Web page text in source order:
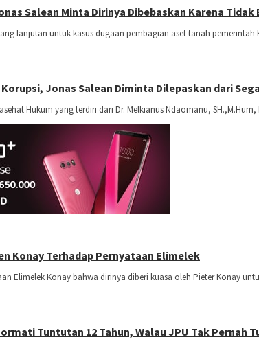
Salean Minta Dirinya Dibebaskan Karena Tidak
lanjutan untuk kasus dugaan pembagian aset tanah pemerintah
Jonas Salean Diminta Dilepaskan dari
Hukum yang terdiri dari Dr. Melkianus Ndaomanu, SH.,M.Hum,
Konay Terhadap Pernyataan Elimelek
Elimelek Konay bahwa dirinya diberi kuasa oleh Pieter Konay
Tuntutan 12 Tahun, Walau JPU Tak Pernah